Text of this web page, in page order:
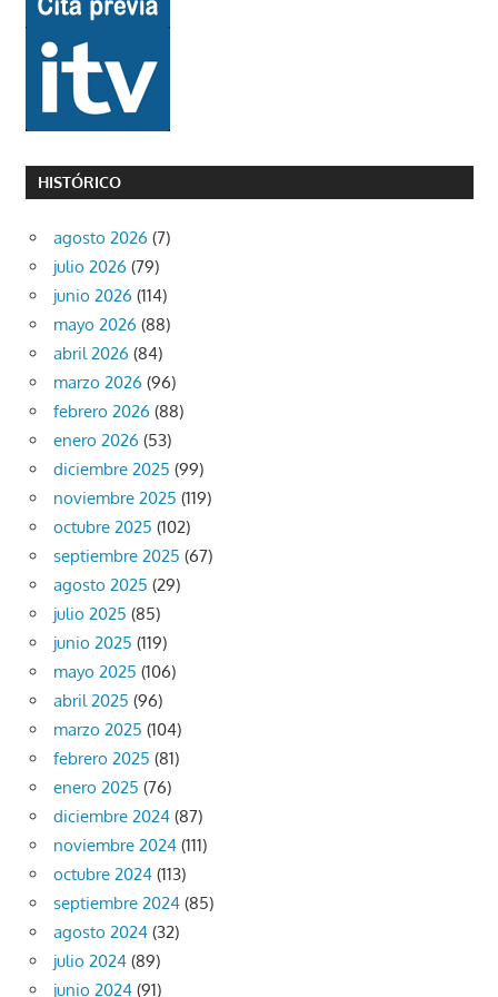
HISTÓRICO
agosto 2026 (7)
julio 2026 (79)
junio 2026 (114)
mayo 2026 (88)
abril 2026 (84)
marzo 2026 (96)
febrero 2026 (88)
enero 2026 (53)
diciembre 2025 (99)
noviembre 2025 (119)
octubre 2025 (102)
septiembre 2025 (67)
agosto 2025 (29)
julio 2025 (85)
junio 2025 (119)
mayo 2025 (106)
abril 2025 (96)
marzo 2025 (104)
febrero 2025 (81)
enero 2025 (76)
diciembre 2024 (87)
noviembre 2024 (111)
octubre 2024 (113)
septiembre 2024 (85)
agosto 2024 (32)
julio 2024 (89)
junio 2024 (91)